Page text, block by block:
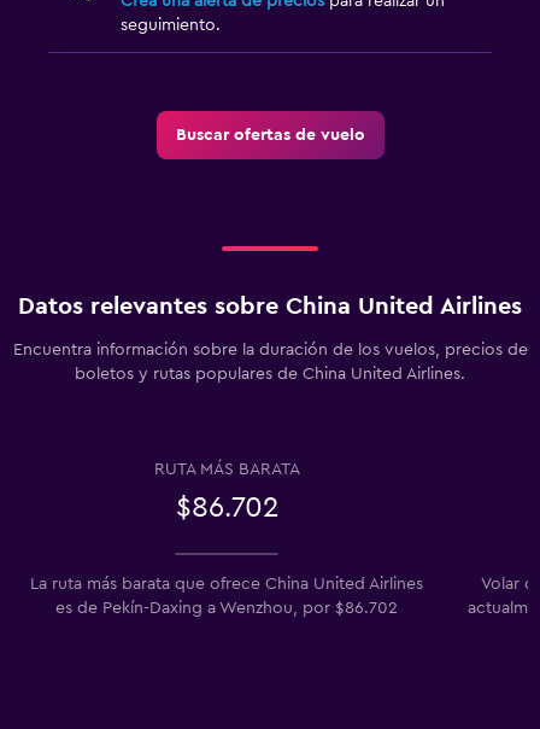
seguimiento.
Buscar ofertas de vuelo
Datos relevantes sobre China United Airlines
Encuentra información sobre la duración de los vuelos, precios de
boletos y rutas populares de China United Airlines.
RUTA MÁS BARATA
$86.702
La ruta más barata que ofrece China United Airlines
es de Pekín-Daxing a Wenzhou, por $86.702
Volar